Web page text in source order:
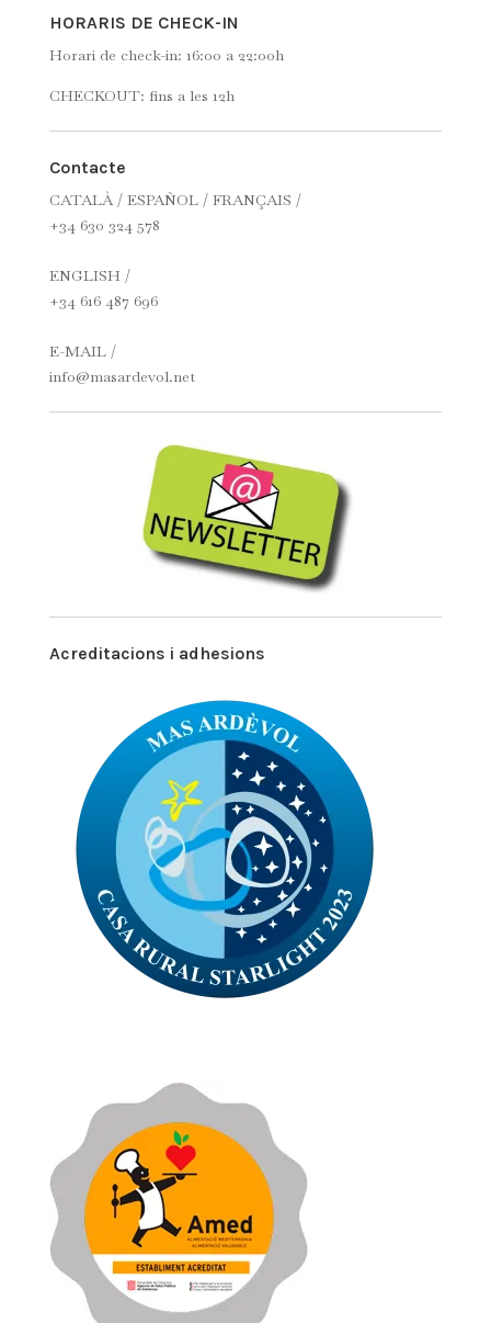
HORARIS DE CHECK-IN
Horari de check-in: 16:00 a 22:00h
CHECKOUT: fins a les 12h
Contacte
CATALÀ / ESPAÑOL / FRANÇAIS /
+34 630 324 578
ENGLISH /
+34 616 487 696
E-MAIL /
info@masardevol.net
Acreditacions i adhesions